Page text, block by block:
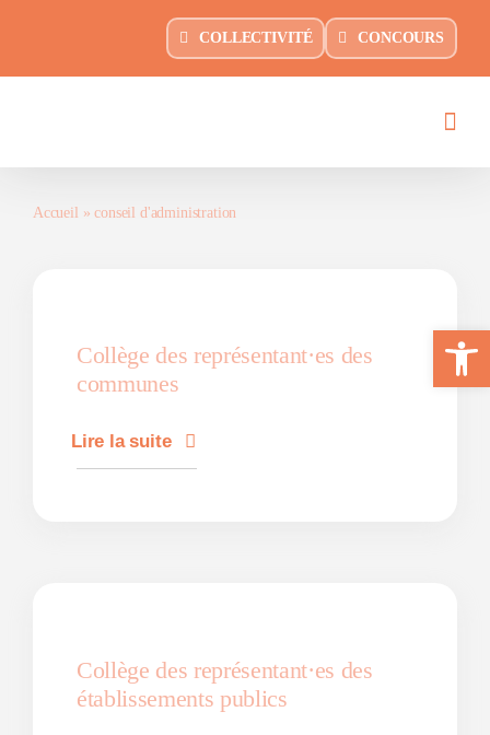
Ouvrir
contenu
COLLECTIVITÉ CONCOURS
Accueil »conseil d'administration
Collège des représentant·es des
communes
Lire la suite
Collège des représentant·es des
établissements publics